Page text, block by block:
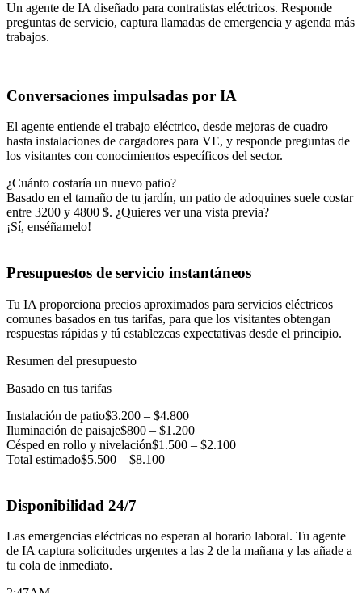
Un agente de IA diseñado para contratistas eléctricos. Responde
preguntas de servicio, captura llamadas de emergencia y agenda más
trabajos.
Conversaciones impulsadas por IA
El agente entiende el trabajo eléctrico, desde mejoras de cuadro
hasta instalaciones de cargadores para VE, y responde preguntas de
los visitantes con conocimientos específicos del sector.
¿Cuánto costaría un nuevo patio?
Basado en el tamaño de tu jardín, un patio de adoquines suele costar
entre 3200 y 4800 $. ¿Quieres ver una vista previa?
¡Sí, enséñamelo!
Presupuestos de servicio instantáneos
Tu IA proporciona precios aproximados para servicios eléctricos
comunes basados en tus tarifas, para que los visitantes obtengan
respuestas rápidas y tú establezcas expectativas desde el principio.
Resumen del presupuesto
Basado en tus tarifas
Instalación de patio$3.200 – $4.800
Iluminación de paisaje$800 – $1.200
Césped en rollo y nivelación$1.500 – $2.100
Total estimado$5.500 – $8.100
Disponibilidad 24/7
Las emergencias eléctricas no esperan al horario laboral. Tu agente
de IA captura solicitudes urgentes a las 2 de la mañana y las añade a
tu cola de inmediato.